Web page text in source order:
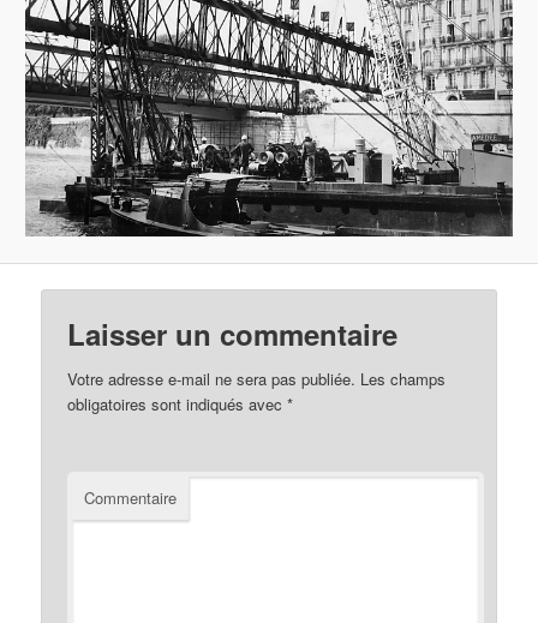
Laisser un commentaire
Votre adresse e-mail ne sera pas publiée. Les champs
obligatoires sont indiqués avec*
Commentaire